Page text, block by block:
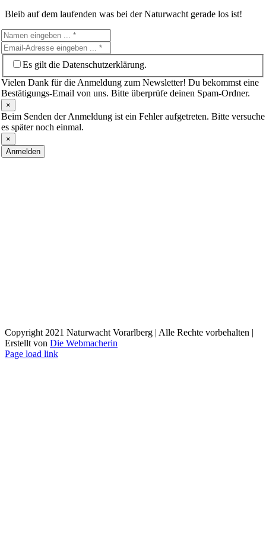
Bleib auf dem laufenden was bei der Naturwacht gerade los ist!
Es gilt die Datenschutzerklärung.
Vielen Dank für die Anmeldung zum Newsletter! Du bekommst eine
Bestätigungs-Email von uns. Bitte überprüfe deinen Spam-Ordner.
×
Beim Senden der Anmeldung ist ein Fehler aufgetreten. Bitte versuche
es später noch einmal.
×
Anmelden
Copyright 2021 Naturwacht Vorarlberg | Alle Rechte vorbehalten |
Erstellt von Die Webmacherin
Page load link